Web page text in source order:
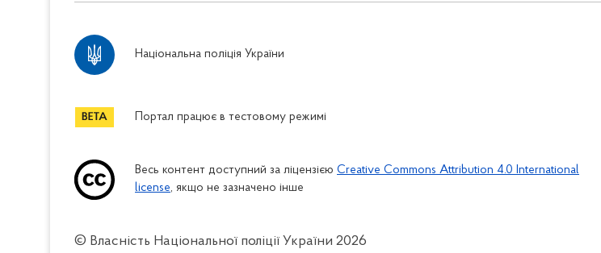
Національна поліція України
Портал працює в тестовому режимі
Весь контент доступний за ліцензією Creative Commons Attribution 4.0 International
license, якщо не зазначено інше
© Власність Національної поліції України 2026